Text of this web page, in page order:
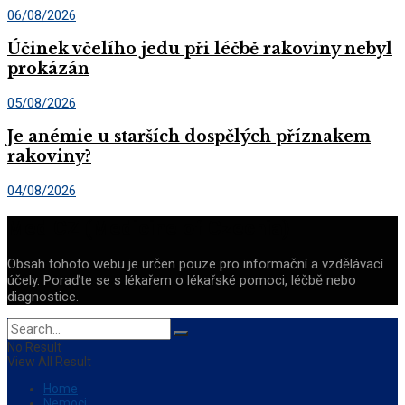
06/08/2026
Účinek včelího jedu při léčbě rakoviny nebyl
prokázán
05/08/2026
Je anémie u starších dospělých příznakem
rakoviny?
04/08/2026
Obsah tohoto webu je určen pouze pro informační a vzdělávací
účely. Poraďte se s lékařem o lékařské pomoci, léčbě nebo
diagnostice.
No Result
View All Result
Home